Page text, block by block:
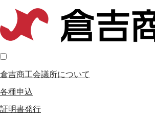
倉吉商工会議所について
各種申込
証明書発行